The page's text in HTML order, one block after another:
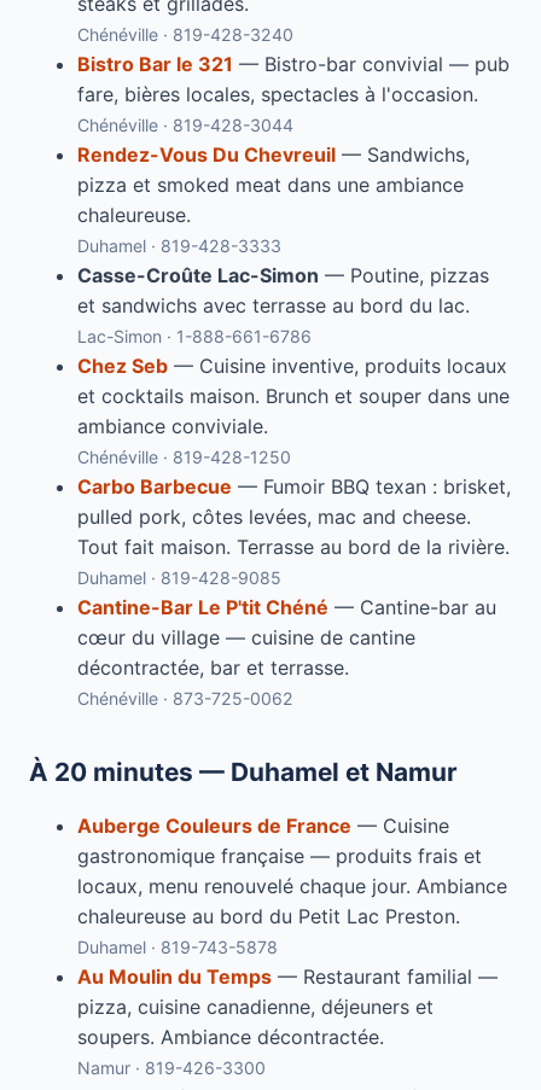
Chénéville · 819-428-3240
Bistro Bar le 321 — Bistro-bar convivial — pub
fare, bières locales, spectacles à l'occasion.
Chénéville · 819-428-3044
Rendez-Vous Du Chevreuil — Sandwichs,
pizza et smoked meat dans une ambiance
chaleureuse.
Duhamel · 819-428-3333
Casse-Croûte Lac-Simon — Poutine, pizzas
et sandwichs avec terrasse au bord du lac.
Lac-Simon · 1-888-661-6786
Chez Seb — Cuisine inventive, produits locaux
et cocktails maison. Brunch et souper dans une
ambiance conviviale.
Chénéville · 819-428-1250
Carbo Barbecue — Fumoir BBQ texan : brisket,
pulled pork, côtes levées, mac and cheese.
Tout fait maison. Terrasse au bord de la rivière.
Duhamel · 819-428-9085
Cantine-Bar Le P'tit Chéné — Cantine-bar au
cœur du village — cuisine de cantine
décontractée, bar et terrasse.
Chénéville · 873-725-0062
À 20 minutes — Duhamel et Namur
Auberge Couleurs de France — Cuisine
gastronomique française — produits frais et
locaux, menu renouvelé chaque jour. Ambiance
chaleureuse au bord du Petit Lac Preston.
Duhamel · 819-743-5878
Au Moulin du Temps — Restaurant familial —
pizza, cuisine canadienne, déjeuners et
soupers. Ambiance décontractée.
Namur · 819-426-3300